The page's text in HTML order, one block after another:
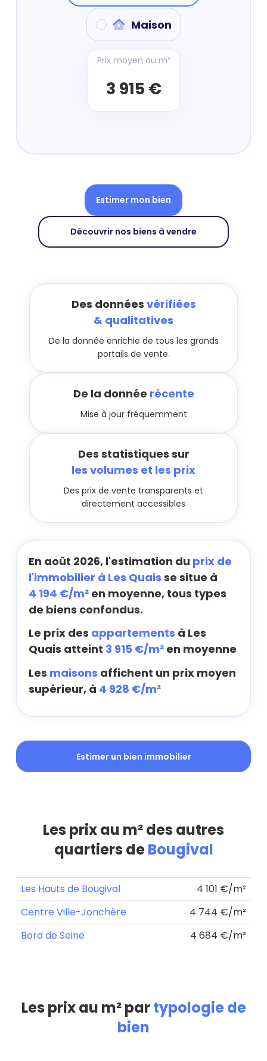
Maison
Prix moyen au m²
3 915 €
Estimer mon bien
Découvrir nos biens à vendre
Des données vérifiées
& qualitatives
De la donnée enrichie de tous les grands
portails de vente.
De la donnée récente
Mise à jour fréquemment
Des statistiques sur
les volumes et les prix
Des prix de vente transparents et
directement accessibles
En août 2026, l'estimation du prix de
l'immobilier à Les Quais se situe à
4 194 €/m² en moyenne, tous types
de biens confondus.
Le prix des appartements à Les
Quais atteint 3 915 €/m² en moyenne
Les maisons affichent un prix moyen
supérieur, à 4 928 €/m²
Estimer un bien immobilier
Les prix au m² des autres
quartiers deBougival
Les Hauts de Bougival
4 101 €/m²
Centre Ville-Jonchère
4 744 €/m²
Bord de Seine
4 684 €/m²
Les prix au m² partypologie de
bien